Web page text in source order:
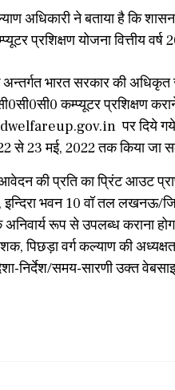
अधिकारी ने बताया है कि
प्रशिक्षण योजना वित्तीय
भारत सरकार की अधिकृत
कम्प्यूटर प्रशिक्षण
पर दिये
से 23 मई, 2022 तक किया जा
की प्रति का प्रिंट आउट
इन्दिरा भवन 10 वॉ तल लखनऊ/
रूप से उपलब्ध कराना
पिछड़ा वर्ग कल्याण की
निर्देश/समय-सारणी उक्त